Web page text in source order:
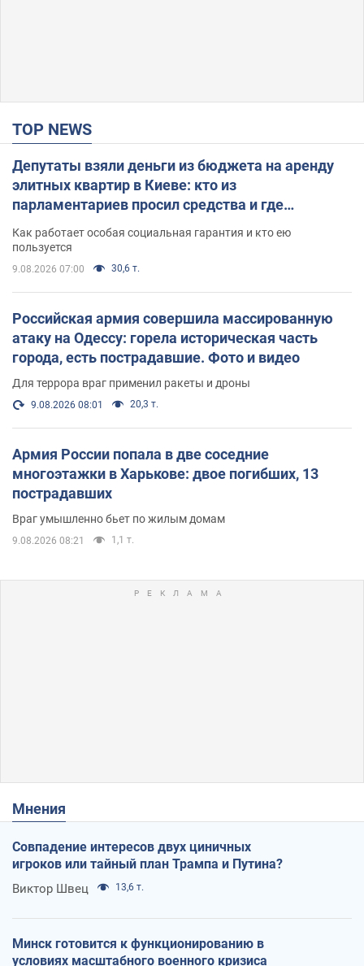
TOP NEWS
Депутаты взяли деньги из бюджета на аренду
элитных квартир в Киеве: кто из
парламентариев просил средства и где
поселился
Как работает особая социальная гарантия и кто ею
пользуется
9.08.2026 07:00 30,6 т.
Российская армия совершила массированную
атаку на Одессу: горела историческая часть
города, есть пострадавшие. Фото и видео
Для террора враг применил ракеты и дроны
9.08.2026 08:01 20,3 т.
Армия России попала в две соседние
многоэтажки в Харькове: двое погибших, 13
пострадавших
Враг умышленно бьет по жилым домам
9.08.2026 08:21 1,1 т.
Мнения
Совпадение интересов двух циничных
игроков или тайный план Трампа и Путина?
Виктор Швец 13,6 т.
Минск готовится к функционированию в
условиях масштабного военного кризиса